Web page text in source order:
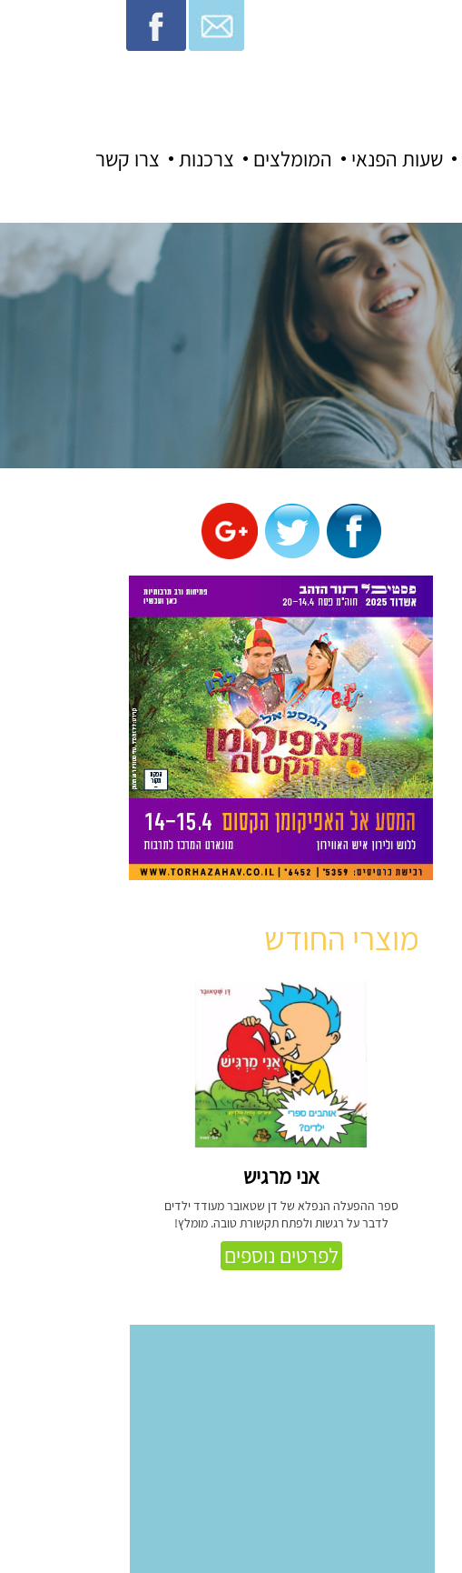
צרו קשר צרכנות המומלצים שעות הפנאי
מוצרי החודש
אני מרגיש
ספר ההפעלה הנפלא של דן שטאובר מעודד ילדים
לדבר על רגשות ולפתח תקשורת טובה. מומלץ!
לפרטים נוספים